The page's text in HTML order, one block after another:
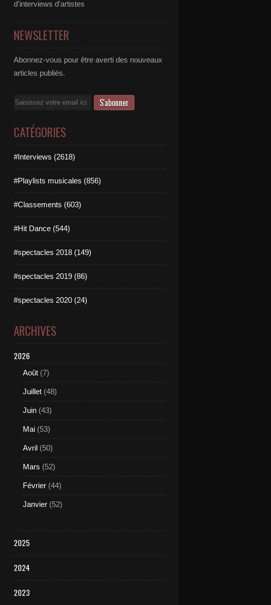
d'interviews d'artistes
NEWSLETTER
Abonnez-vous pour être averti des nouveaux
articles publiés.
Email
CATÉGORIES
#Interviews (2618)
#Playlists musicales (856)
#Classements (603)
#Hit Dance (544)
#spectacles 2018 (149)
#spectacles 2019 (86)
#spectacles 2020 (24)
ARCHIVES
2026
Août (7)
Juillet (48)
Juin (43)
Mai (53)
Avril (50)
Mars (52)
Février (44)
Janvier (52)
2025
2024
2023